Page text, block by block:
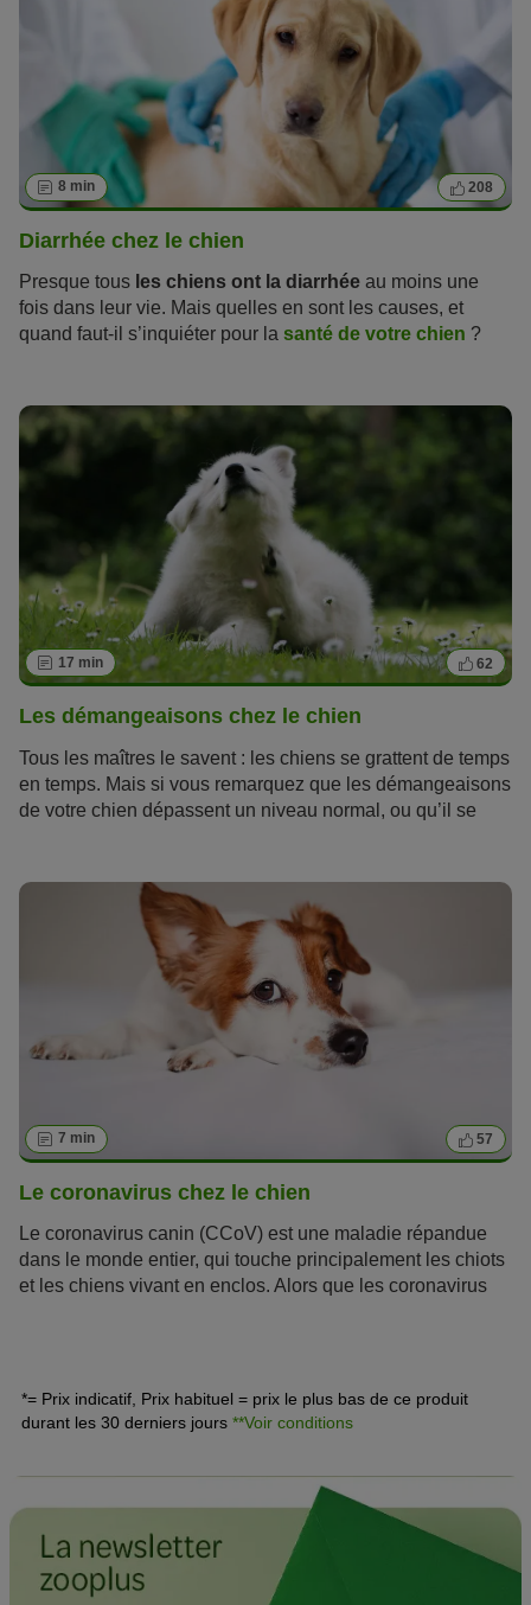
8 min 208
Diarrhée chez le chien
Presque tous les chiens ont la diarrhée au moins une
fois dans leur vie. Mais quelles en sont les causes, et
quand faut-il s’inquiéter pour la santé de votre chien ?
17 min 62
Les démangeaisons chez le chien
Tous les maîtres le savent : les chiens se grattent de temps
en temps. Mais si vous remarquez que les démangeaisons
de votre chien dépassent un niveau normal, ou qu’il se
démangeaisons chez le chien peuvent gravement nuire à
son bien-être et à sa qualité de vie. Parfois, elles sont si
intenses que le chien et son maître ne peuvent plus dormir.
7 min 57
Le coronavirus chez le chien
Le coronavirus canin (CCoV) est une maladie répandue
dans le monde entier, qui touche principalement les chiots
et les chiens vivant en enclos. Alors que les coronavirus
bégnine mais peut entraîner des crises de
diarrhée sévères ou même la mort chez les chiens au
*= Prix indicatif, Prix habituel = prix le plus bas de ce produit
durant les 30 derniers jours **Voir conditions